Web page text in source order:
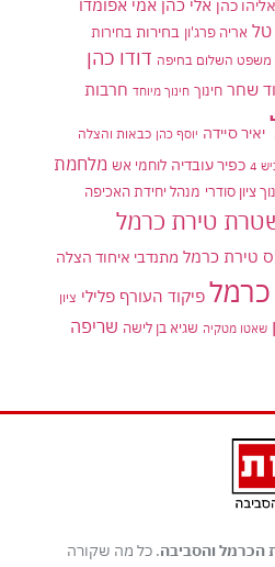
אליהו כהן אלי כהן אמי אפומדו
טל אריה פרג'ון בחירות בחירות
משפט השלום בחיפה דודו כהן
שחר חינוך חינוך מיוחד חרבות
יאיר סיידה יוסף כהן כבאות והצלה
4 כפיר עובדיה לוחמי אש מלחמת
ציון סודרי מנהל יחידת האכיפה
טירת כרמל
טירת כרמל מתנדבי איחוד הצלה
כרמל פיקוד העורף פלילי ציון
שאטו מטקיה שגיא בן לישה שריפה
הכרמל והסביבה. כל מה שקורה